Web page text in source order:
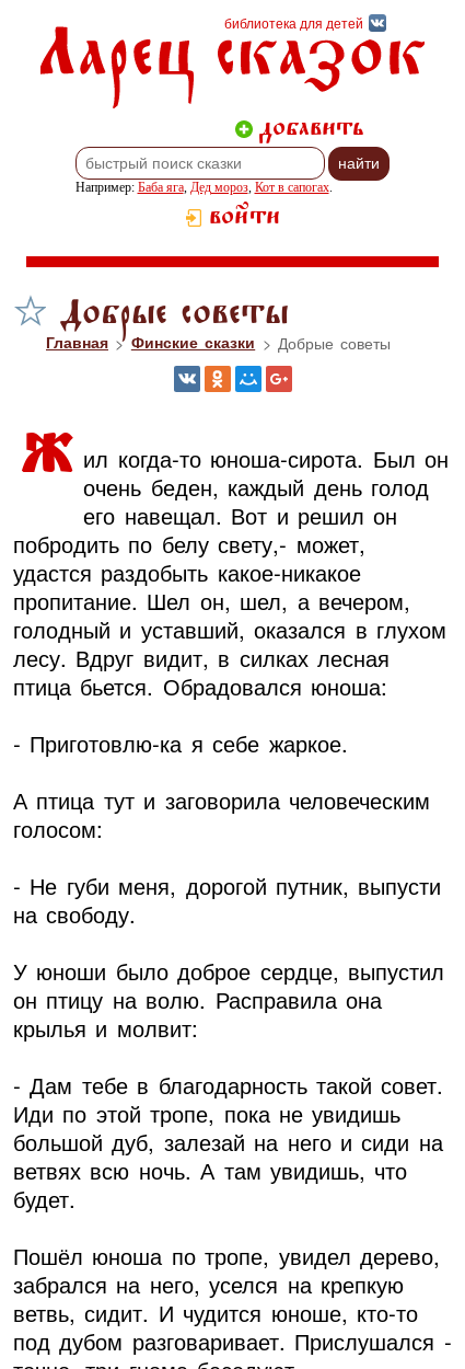
библиотека для детей
Ларец сказок
добавить
Например: Баба яга, Дед мороз, Кот в сапогах.
войти
Добрые советы
Главная > Финские сказки > Добрые советы
Ж ил когда-то юноша-сирота. Был он
очень беден, каждый день голод
его навещал. Вот и решил он
побродить по белу свету,- может,
удастся раздобыть какое-никакое
пропитание. Шел он, шел, а вечером,
голодный и уставший, оказался в глухом
лесу. Вдруг видит, в силках лесная
птица бьется. Обрадовался юноша:
- Приготовлю-ка я себе жаркое.
А птица тут и заговорила человеческим
голосом:
- Не губи меня, дорогой путник, выпусти
на свободу.
У юноши было доброе сердце, выпустил
он птицу на волю. Расправила она
крылья и молвит:
- Дам тебе в благодарность такой совет.
Иди по этой тропе, пока не увидишь
большой дуб, залезай на него и сиди на
ветвях всю ночь. А там увидишь, что
будет.
Пошёл юноша по тропе, увидел дерево,
забрался на него, уселся на крепкую
ветвь, сидит. И чудится юноше, кто-то
под дубом разговаривает. Прислушался -